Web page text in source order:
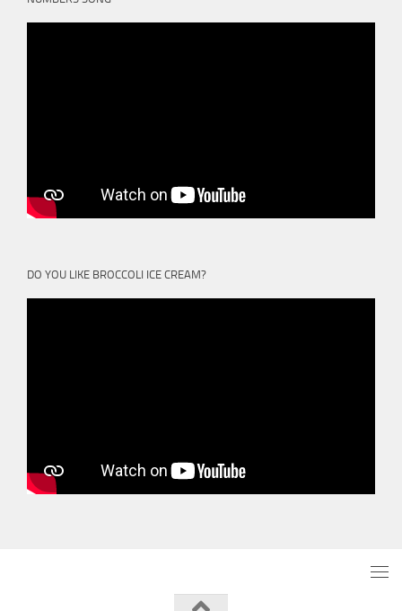
DO YOU LIKE BROCCOLI ICE CREAM?